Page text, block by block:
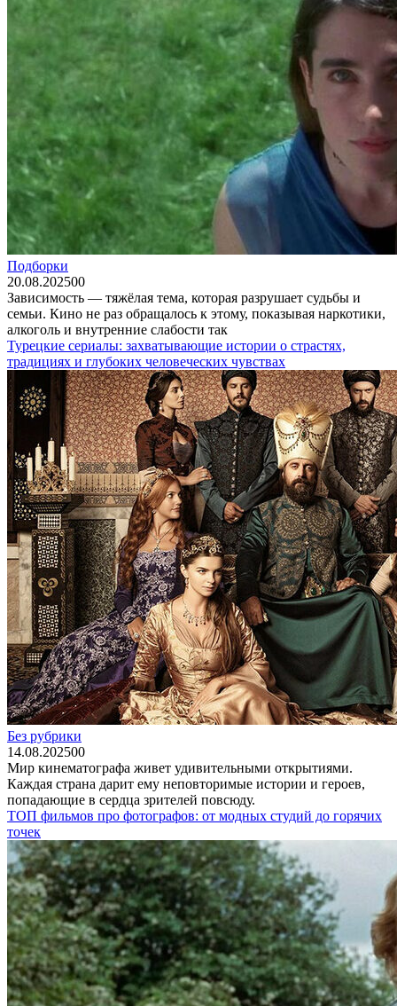
Подборки
20.08.202500
Зависимость — тяжёлая тема, которая разрушает судьбы и
семьи. Кино не раз обращалось к этому, показывая наркотики,
алкоголь и внутренние слабости так
Турецкие сериалы: захватывающие истории о страстях,
традициях и глубоких человеческих чувствах
Без рубрики
14.08.202500
Мир кинематографа живет удивительными открытиями.
Каждая страна дарит ему неповторимые истории и героев,
попадающие в сердца зрителей повсюду.
ТОП фильмов про фотографов: от модных студий до горячих
точек